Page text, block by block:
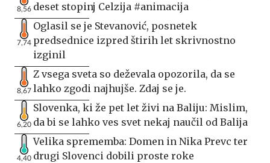
8,56 deset stopinj Celzija #animacija
7,74
Oglasil se je Stevanović, posnetek
predsednice izpred štirih let skrivnostno
izginil
8,67
Z vsega sveta so deževala opozorila, da se
lahko zgodi najhujše. Zdaj se je.
6,20
Slovenka, ki že pet let živi na Baliju: Mislim,
da bi se lahko ves svet nekaj naučil od Balija
4,40
Velika sprememba: Domen in Nika Prevc ter
drugi Slovenci dobili proste roke